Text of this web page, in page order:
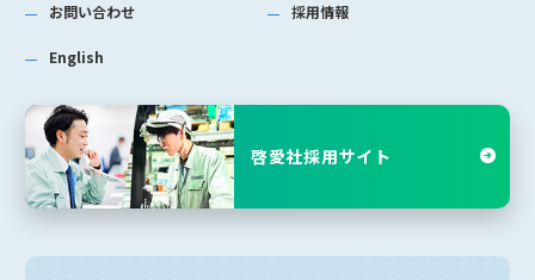
お問い合わせ 採用情報
English
啓愛社採用サイト